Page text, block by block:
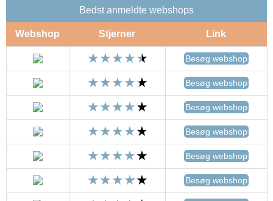
Bedst anmeldte webshops
Webshop Stjerner Link
Besøg webshop
Besøg webshop
Besøg webshop
Besøg webshop
Besøg webshop
Besøg webshop